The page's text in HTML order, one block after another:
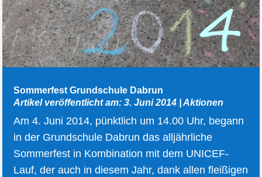
Sommerfest Grundschule Dabrun
Artikel veröffentlicht am: 3. Juni 2014 |Aktionen
Am 4. Juni 2014, pünktlich um 14.00 Uhr, begann
in der Grundschule Dabrun das alljährliche
Sommerfest in Kombination mit dem UNICEF-
Lauf, der auch in diesem Jahr, dank allen fleißigen